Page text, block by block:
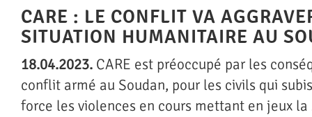
CARE : LE CONFLIT VA
SITUATION HUMANITAIRE AU
18.04.2023. CARE est préoccupé par les
conflit armé au Soudan, pour les civils qui
force les violences en cours mettant en jeux